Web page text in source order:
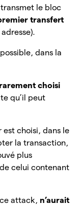
le bloc
transfert
dans la
choisi
qu’il peut
est choisi, dans le
la transaction,
plus
celui contenant
attack, n’aurait